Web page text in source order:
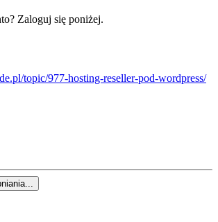
Zaloguj się poniżej.
topic/977-hosting-reseller-pod-wordpress/